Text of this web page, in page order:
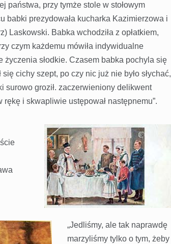
państwa, przy tymże stole w stołowym
babki prezydowała kucharka Kazimierzowa i
Laskowski. Babka wchodziła z opłatkiem,
czym każdemu mówiła indywidualne
życzenia słodkie. Czasem babka pochyla się
cichy szept, po czy nic już nie było słychać,
surowo groził. zaczerwieniony delikwent
rękę i skwapliwie ustępował następnemu”.
„Jedliśmy, ale tak naprawdę
marzyliśmy tylko o tym, żeby